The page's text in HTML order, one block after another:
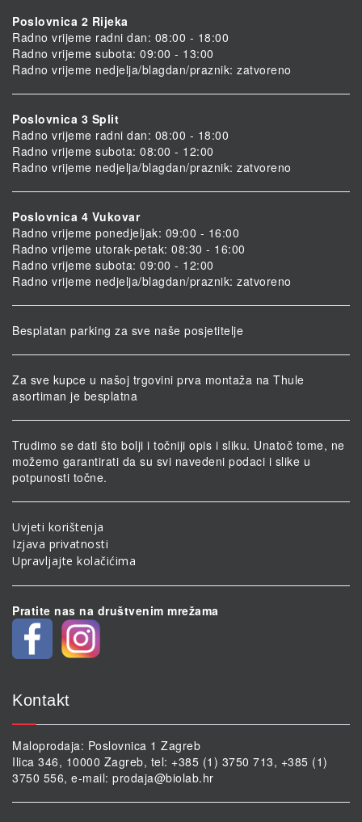
Poslovnica 2 Rijeka
Radno vrijeme radni dan: 08:00 - 18:00
Radno vrijeme subota: 09:00 - 13:00
Radno vrijeme nedjelja/blagdan/praznik: zatvoreno
Poslovnica 3 Split
Radno vrijeme radni dan: 08:00 - 18:00
Radno vrijeme subota: 08:00 - 12:00
Radno vrijeme nedjelja/blagdan/praznik: zatvoreno
Poslovnica 4 Vukovar
Radno vrijeme ponedjeljak: 09:00 - 16:00
Radno vrijeme utorak-petak: 08:30 - 16:00
Radno vrijeme subota: 09:00 - 12:00
Radno vrijeme nedjelja/blagdan/praznik: zatvoreno
Besplatan parking za sve naše posjetitelje
Za sve kupce u našoj trgovini prva montaža na Thule
asortiman je besplatna
Trudimo se dati što bolji i točniji opis i sliku. Unatoč tome, ne
možemo garantirati da su svi navedeni podaci i slike u
potpunosti točne.
Uvjeti korištenja
Izjava privatnosti
Upravljajte kolačićima
Pratite nas na društvenim mrežama
Kontakt
Maloprodaja: Poslovnica 1 Zagreb
Ilica 346, 10000 Zagreb, tel: +385 (1) 3750 713, +385 (1)
3750 556, e-mail: prodaja@biolab.hr